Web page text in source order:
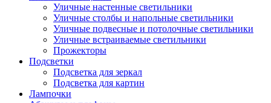
Уличные настенные светильники
Уличные столбы и напольные светильники
Уличные подвесные и потолочные светильники
Уличные встраиваемые светильники
Прожекторы
Подсветки
Подсветка для зеркал
Подсветка для картин
Лампочки